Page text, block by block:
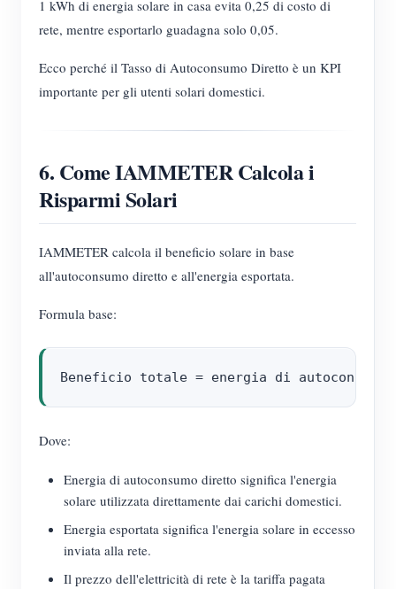
1 kWh di energia solare in casa evita 0,25 di costo di
rete, mentre esportarlo guadagna solo 0,05.
Ecco perché il Tasso di Autoconsumo Diretto è un KPI
importante per gli utenti solari domestici.
6. Come IAMMETER Calcola i
Risparmi Solari
IAMMETER calcola il beneficio solare in base
all'autoconsumo diretto e all'energia esportata.
Formula base:
Dove:
Energia di autoconsumo diretto significa l'energia
solare utilizzata direttamente dai carichi domestici.
Energia esportata significa l'energia solare in eccesso
inviata alla rete.
Il prezzo dell'elettricità di rete è la tariffa pagata